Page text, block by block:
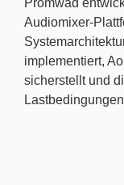
Promwad
Audiomixer-
implementiert,
sicherstellt und